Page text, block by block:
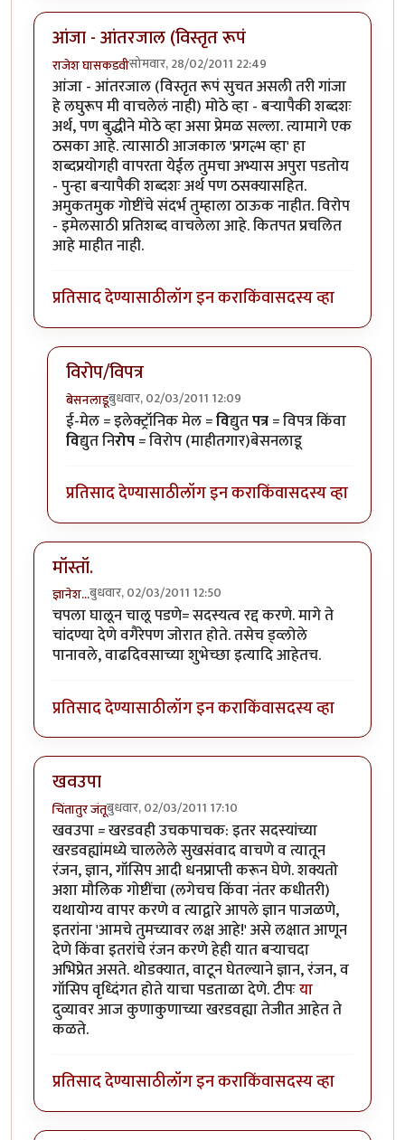
आंजा - आंतरजाल (विस्तृत रूपं
राजेश घासकडवीसोमवार, 28/02/2011 22:49
आंजा - आंतरजाल (विस्तृत रूपं सुचत असली तरी गांजा
हे लघुरूप मी वाचलेलं नाही) मोठे व्हा - बऱ्यापैकी शब्दशः
अर्थ, पण बुद्धीने मोठे व्हा असा प्रेमळ सल्ला. त्यामागे एक
ठसका आहे. त्यासाठी आजकाल 'प्रगल्भ व्हा' हा
शब्दप्रयोगही वापरता येईल तुमचा अभ्यास अपुरा पडतोय
- पुन्हा बऱ्यापैकी शब्दशः अर्थ पण ठसक्यासहित.
अमुकतमुक गोष्टींचे संदर्भ तुम्हाला ठाऊक नाहीत. विरोप
- इमेलसाठी प्रतिशब्द वाचलेला आहे. कितपत प्रचलित
आहे माहीत नाही.
प्रतिसाद देण्यासाठीलॉग इन कराकिंवासदस्य व्हा
विरोप/विपत्र
बेसनलाडूबुधवार, 02/03/2011 12:09
In reply toआंजा - आंतरजाल (विस्तृत रूपंbyराजेश
ई-मेल = इलेक्ट्रॉनिक मेल =विद्युतपत्र= विपत्र किंवा
विद्युत निरोप= विरोप (माहीतगार)बेसनलाडू
प्रतिसाद देण्यासाठीलॉग इन कराकिंवासदस्य व्हा
मॉस्तॉ.
ज्ञानेश...बुधवार, 02/03/2011 12:50
चपला घालून चालू पडणे= सदस्यत्व रद्द करणे. मागे ते
चांदण्या देणे वगैरेपण जोरात होते. तसेच ड्व्लोले
पानावले, वाढदिवसाच्या शुभेच्छा इत्यादि आहेतच.
प्रतिसाद देण्यासाठीलॉग इन कराकिंवासदस्य व्हा
खवउपा
चिंतातुर जंतूबुधवार, 02/03/2011 17:10
खवउपा = खरडवही उचकपाचक: इतर सदस्यांच्या
खरडवह्यांमध्ये चाललेले सुखसंवाद वाचणे व त्यातून
रंजन, ज्ञान, गॉसिप आदी धनप्राप्ती करून घेणे. शक्यतो
अशा मौलिक गोष्टींचा (लगेचच किंवा नंतर कधीतरी)
यथायोग्य वापर करणे व त्याद्वारे आपले ज्ञान पाजळणे,
इतरांना 'आमचे तुमच्यावर लक्ष आहे!' असे लक्षात आणून
देणे किंवा इतरांचे रंजन करणे हेही यात बर्‍याचदा
अभिप्रेत असते. थोडक्यात, वाटून घेतल्याने ज्ञान, रंजन, व
गॉसिप वृध्दिंगत होते याचा पडताळा देणे. टीपःया
दुव्यावर आज कुणाकुणाच्या खरडवह्या तेजीत आहेत ते
कळते.
प्रतिसाद देण्यासाठीलॉग इन कराकिंवासदस्य व्हा